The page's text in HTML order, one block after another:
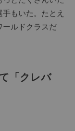
もいた。たとえ
ールドクラスだ
「クレバ